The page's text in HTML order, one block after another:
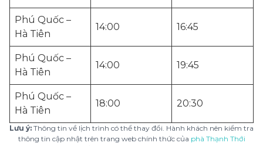
Phú Quốc –
Hà Tiên
14:00 16:45
Phú Quốc –
Hà Tiên
14:00 19:45
Phú Quốc –
Hà Tiên
18:00 20:30
Lưu ý: Thông tin về lịch trình có thể thay đổi. Hành khách nên kiểm tra
thông tin cập nhật trên trang web chính thức của phà Thạnh Thới